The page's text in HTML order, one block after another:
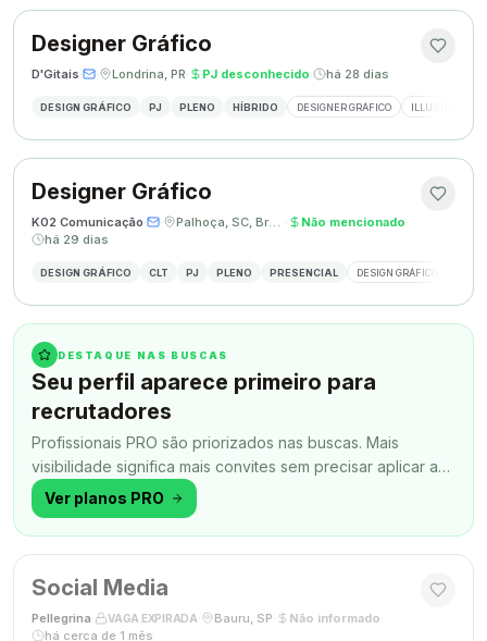
Designer Gráfico
D'Gitais· · Londrina, PR· PJ desconhecido· há 28 dias
DESIGN GRÁFICO PJ PLENO HÍBRIDO DESIGNER GRÁFICO ILLUSTRATOR
Designer Gráfico
K02 Comunicação· · Palhoça, SC, Brasil · Não mencionado·
há 29 dias
DESIGN GRÁFICO CLT PJ PLENO PRESENCIAL DESIGN GRÁFICO
DESTAQUE NAS BUSCAS
Seu perfil aparece primeiro para
recrutadores
Profissionais PRO são priorizados nas buscas. Mais
visibilidade significa mais convites sem precisar aplicar a
todo momento.
Ver planos PRO
Social Media
Pellegrina VAGA EXPIRADA Bauru, SP Não informado
há cerca de 1 mês